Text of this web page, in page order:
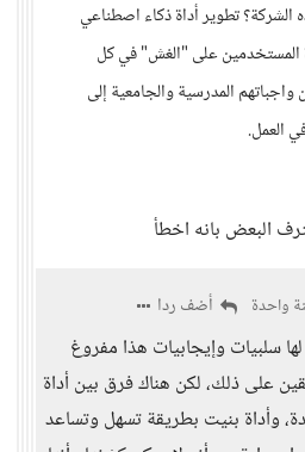
الشركة؟ تطوير أداة ذكاء اصطناعي
المستخدمين على "الغش" في كل
المدرسية والجامعية إلى
العمل.
البعض بانه اخطأ
واحدة أضف ردا
سلبيات وإيجابيات هذا مفروغ
على ذلك، لكن هناك فرق بين أداة
وأداة بنيت بطريقة تسهل وتساعد